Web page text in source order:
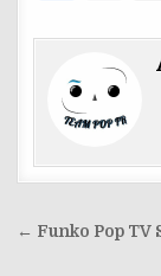
e
b
o
k
l
← Funko Pop TV